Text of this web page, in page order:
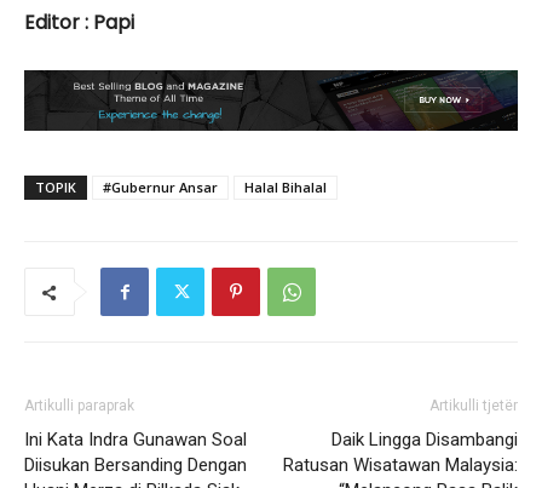
Editor : Papi
TOPIK #Gubernur Ansar Halal Bihalal
Artikulli paraprak
Ini Kata Indra Gunawan Soal
Diisukan Bersanding Dengan
Artikulli tjetër
Daik Lingga Disambangi
Ratusan Wisatawan Malaysia: